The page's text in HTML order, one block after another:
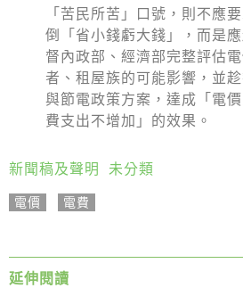
「苦民所苦」口號，則不應
倒「省小錢虧大錢」，而是
督內政部、經濟部完整評估
者、租屋族的可能影響，並
與節電政策方案，達成「電
費支出不增加」的效果。
新聞稿及聲明 未分類
電價 電費
延伸閱讀